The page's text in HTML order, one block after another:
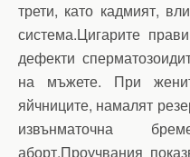
трети, като кадмият,
система.Цигарите
дефекти
на мъжете. При
яйчниците, намалят
извънматочна
аборт.Проучвания